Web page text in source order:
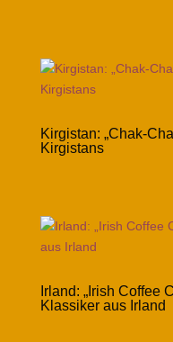
Kirgistan: „Chak-
Kirgistans
Irland: „Irish Coffee
Klassiker aus Irland